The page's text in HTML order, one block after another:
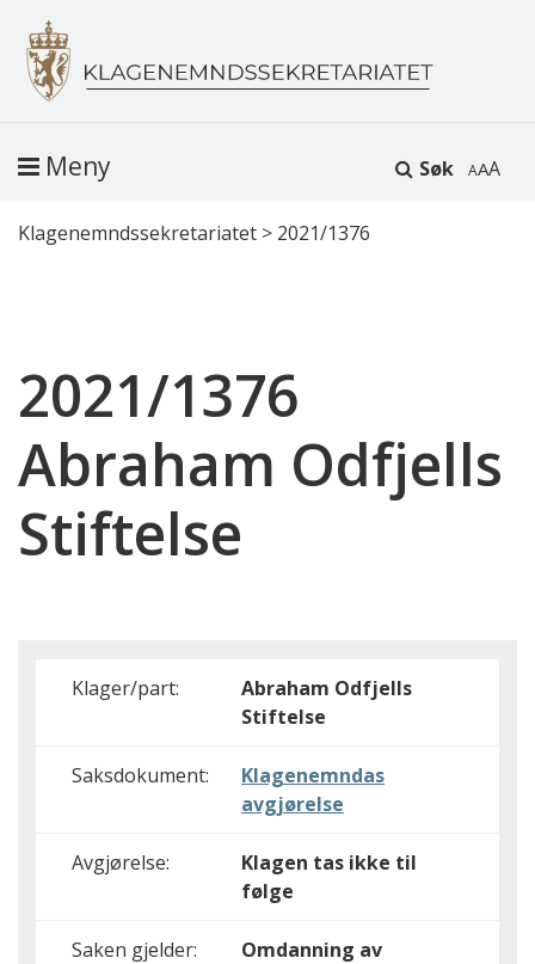
Søk A
Meny
Klagenemndssekretariatet > 2021/1376
2021/1376
Abraham Odfjells
Stiftelse
Klager/part:
Abraham Odfjells
Stiftelse
Saksdokument:
Klagenemndas
avgjørelse
Avgjørelse:
Klagen tas ikke til
følge
Saken gjelder:
Omdanning av